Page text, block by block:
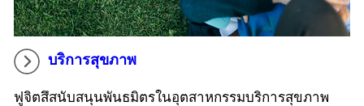
บริการสุขภาพ
ฟูจิตสึสนับสนุนพันธมิตรในอุตสาหกรรมบริการสุขภาพ